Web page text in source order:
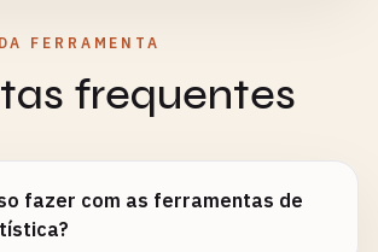
FERRAMENTA
frequentes
fazer com as ferramentas de